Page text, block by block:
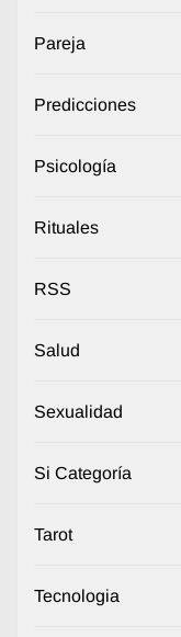
Pareja
Predicciones
Psicología
Rituales
RSS
Salud
Sexualidad
Si Categoría
Tarot
Tecnologia